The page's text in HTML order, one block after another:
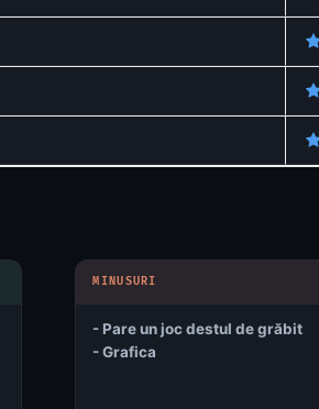
- Pare un joc destul de grăbit
- Grafica